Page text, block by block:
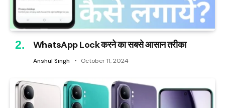
WhatsApp Lock करने का सबसे आसान तरीका
Anshul Singh October 11, 2024